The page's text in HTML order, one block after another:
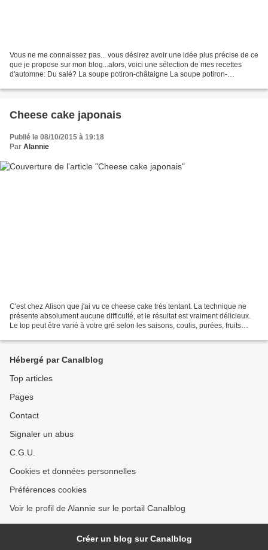
Vous ne me connaissez pas... vous désirez avoir une idée plus précise de ce
que je propose sur mon blog...alors, voici une sélection de mes recettes
d'automne: Du salé? La soupe potiron-châtaigne La soupe potiron-
Cheese cake japonais
Publié le 08/10/2015 à 19:18
Par Alannie
C'est chez Alison que j'ai vu ce cheese cake très tentant. La technique ne
présente absolument aucune difficulté, et le résultat est vraiment délicieux.
Le top peut être varié à votre gré selon les saisons, coulis, purées, fruits
Hébergé par Canalblog
Top articles
Pages
Contact
Signaler un abus
C.G.U.
Cookies et données personnelles
Préférences cookies
Voir le profil de Alannie sur le portail Canalblog
Créer un blog sur Canalblog